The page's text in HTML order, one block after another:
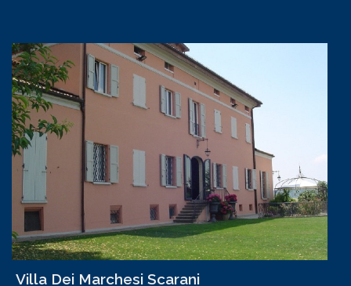
Villa Dei Marchesi Scarani